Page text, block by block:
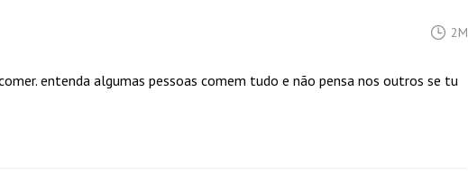
2M
entenda algumas pessoas comem tudo e não pensa nos outros se tu